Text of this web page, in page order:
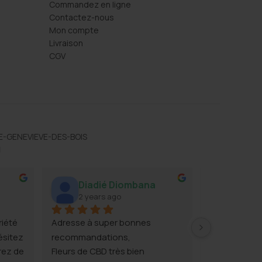
Commandez en ligne
Contactez-nous
Mon compte
Livraison
CGV
DES-BOIS
de
Diadié Diombana
2 years ago
Adresse à super bonnes
recommandations,
Fleurs de CBD très bien